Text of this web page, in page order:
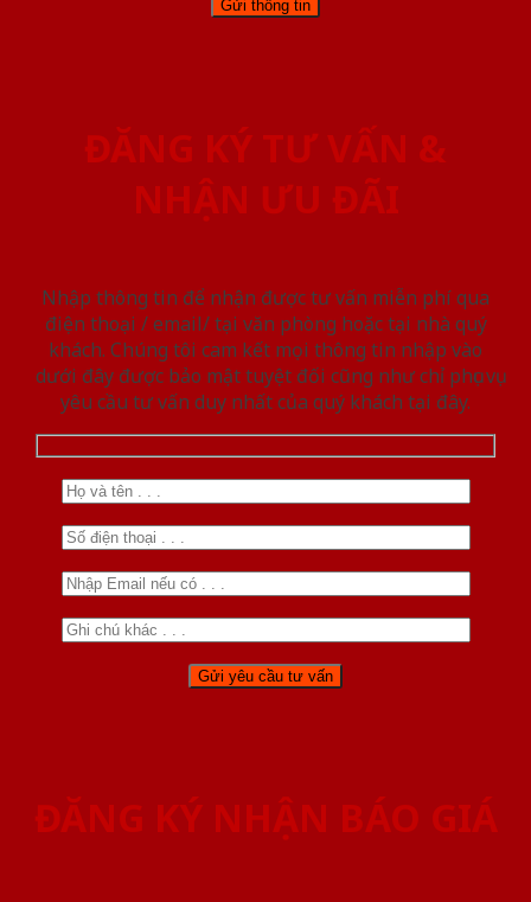
ĐĂNG KÝ TƯ VẤN &
NHẬN ƯU ĐÃI
Nhập thông tin để nhận được tư vấn miễn phí qua
điện thoại / email/ tại văn phòng hoặc tại nhà quý
khách. Chúng tôi cam kết mọi thông tin nhập vào
dưới đây được bảo mật tuyệt đối cũng như chỉ phục vụ
yêu cầu tư vấn duy nhất của quý khách tại đây.
ĐĂNG KÝ NHẬN BÁO GIÁ